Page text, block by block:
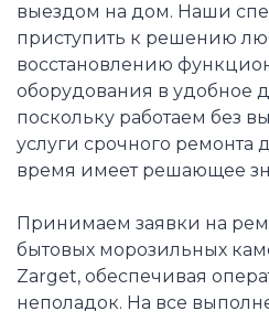
выездом на дом. Наши
приступить к решению
восстановлению
оборудования в удобное
поскольку работаем без
услуги срочного ремонта
время имеет решающее
Принимаем заявки на
бытовых морозильных
Zarget, обеспечивая
неполадок. На все